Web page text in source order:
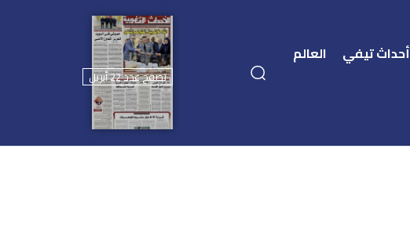
أحداث تيفي
العالم
تصفح عدد 22 أبريل